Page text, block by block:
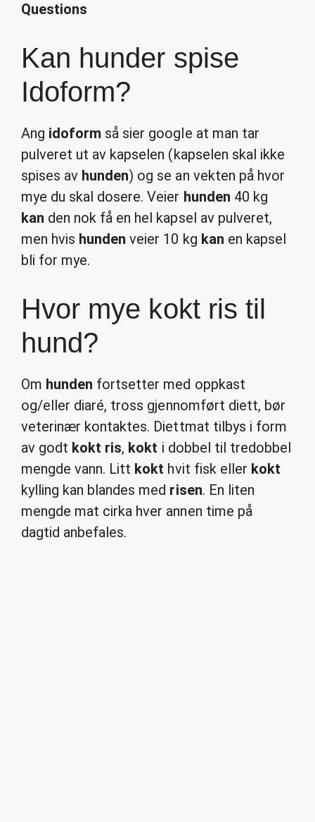
Questions
Kan hunder spise
Idoform?
Ang idoform så sier google at man tar
pulveret ut av kapselen (kapselen skal ikke
spises av hunden) og se an vekten på hvor
mye du skal dosere. Veier hunden 40 kg
kan den nok få en hel kapsel av pulveret,
men hvis hunden veier 10 kg kan en kapsel
bli for mye.
Hvor mye kokt ris til
hund?
Om hunden fortsetter med oppkast
og/eller diaré, tross gjennomført diett, bør
veterinær kontaktes. Diettmat tilbys i form
av godt kokt ris, kokt i dobbel til tredobbel
mengde vann. Litt kokt hvit fisk eller kokt
kylling kan blandes med risen. En liten
mengde mat cirka hver annen time på
dagtid anbefales.